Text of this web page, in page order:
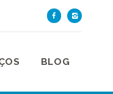
BLOG